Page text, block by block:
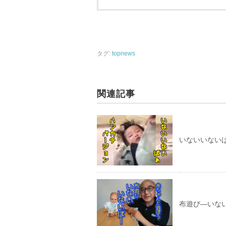
タグ: topnews
関連記事
いないいない
布遊び—いな